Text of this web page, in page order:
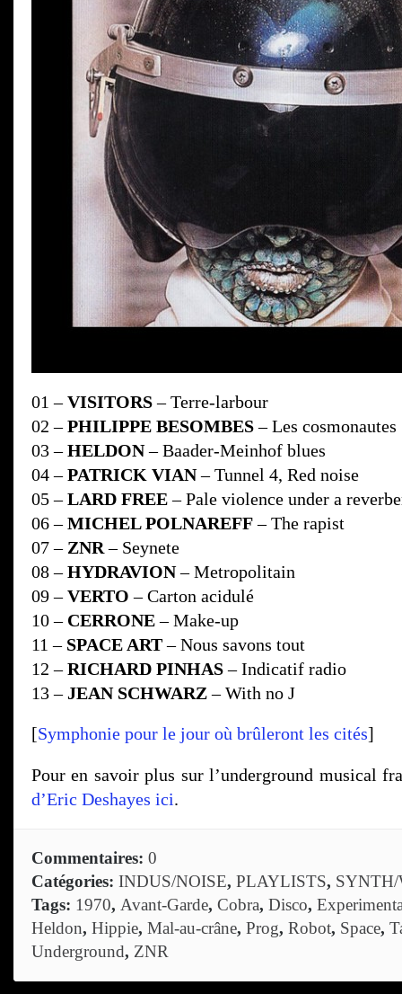
01 –VISITORS– Terre-larbour
02 –PHILIPPE BESOMBES– Les cosmonautes
03 –HELDON– Baader-Meinhof blues
04 –PATRICK VIAN– Tunnel 4, Red noise
05 –LARD FREE– Pale violence under a
06 –MICHEL POLNAREFF– The rapist
07 – ZNR – Seynete
08 –HYDRAVION– Metropolitain
09 –VERTO – Carton acidulé
10 – CERRONE– Make-up
11 – SPACE ART– Nous savons tout
12 –RICHARD PINHAS– Indicatif radio
13 –JEAN SCHWARZ– With no J
[Symphonie pour le jour où brûleront les cités]
Pour en savoir plus sur l’underground musical
d’Eric Deshayes ici.
Commentaires: 0
Catégories: INDUS/NOISE, PLAYLISTS, SYNTH/
Tags: 1970, Avant-Garde, Cobra, Disco,
Heldon, Hippie, Mal-au-crâne, Prog, Robot, Space,
Underground, ZNR